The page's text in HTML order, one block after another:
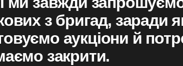
з бригад, заради
аукціони й
закрити.